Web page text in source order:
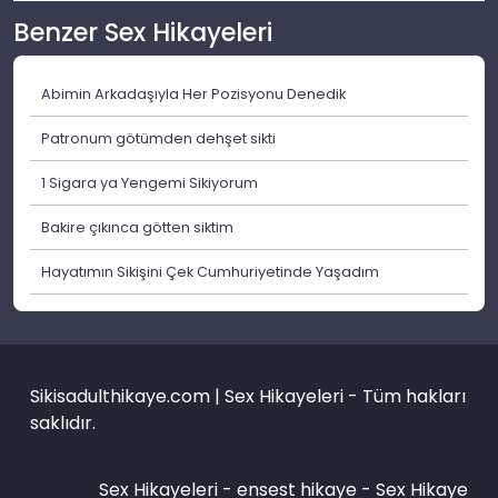
Benzer Sex Hikayeleri
Abimin Arkadaşıyla Her Pozisyonu Denedik
Patronum götümden dehşet sikti
1 Sigara ya Yengemi Sikiyorum
Bakire çıkınca götten siktim
Hayatımın Sikişini Çek Cumhuriyetinde Yaşadım
Sikisadulthikaye.com | Sex Hikayeleri - Tüm hakları
saklıdır.
Sex Hikayeleri - ensest hikaye - Sex Hikaye